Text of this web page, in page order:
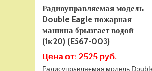
Радиоуправляемая модель
Double Eagle пожарная
машина брызгает водой
(1к20) (E567-003)
Цена от: 2525 руб.
Радиоуправляемая модель